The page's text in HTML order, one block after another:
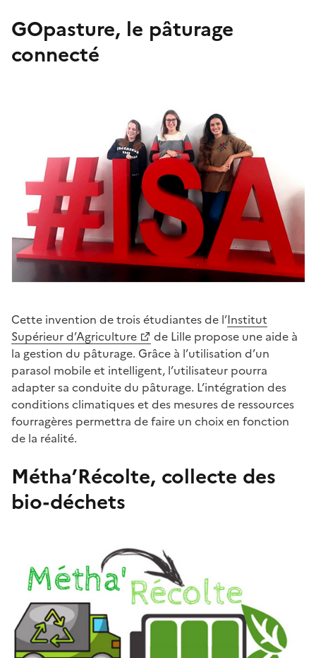
GOpasture, le pâturage
connecté
Cette invention de trois étudiantes de l’Institut
Supérieur d’Agriculture
de Lille propose une aide à
la gestion du pâturage. Grâce à l’utilisation d’un
parasol mobile et intelligent, l’utilisateur pourra
adapter sa conduite du pâturage. L’intégration des
conditions climatiques et des mesures de ressources
fourragères permettra de faire un choix en fonction
de la réalité.
Métha’Récolte, collecte des
bio-déchets